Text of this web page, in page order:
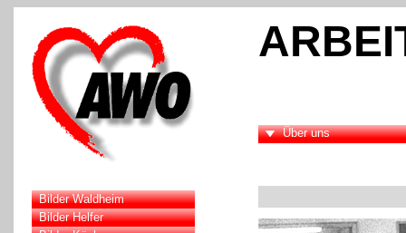
Über uns
Bilder Waldheim
Bilder Helfer